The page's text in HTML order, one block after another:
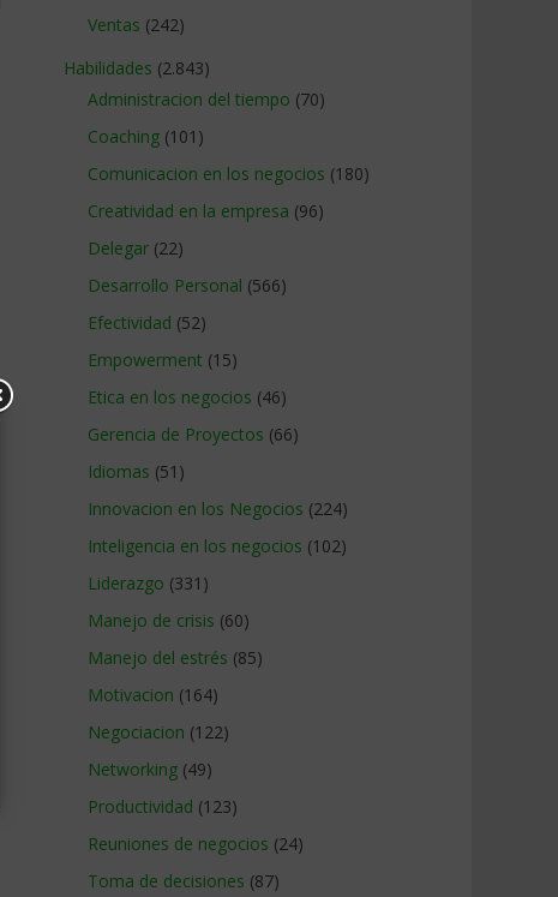
Ventas (242)
Habilidades (2.843)
Administracion del tiempo (70)
Coaching (101)
Comunicacion en los negocios (180)
Creatividad en la empresa (96)
Delegar (22)
Desarrollo Personal (566)
Efectividad (52)
Empowerment (15)
Etica en los negocios (46)
Gerencia de Proyectos (66)
Idiomas (51)
Innovacion en los Negocios (224)
Inteligencia en los negocios (102)
Liderazgo (331)
Manejo de crisis (60)
Manejo del estrés (85)
Motivacion (164)
Negociacion (122)
Networking (49)
Productividad (123)
Reuniones de negocios (24)
Toma de decisiones (87)